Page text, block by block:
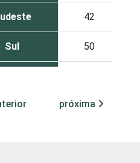
42
Sul 50
de
próxima